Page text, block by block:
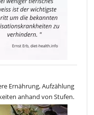
Ernährung, Aufzählung
anhand von Stufen.